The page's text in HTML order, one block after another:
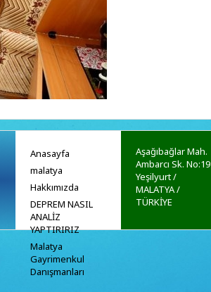
Anasayfa
malatya
Hakkımızda
DEPREM NASIL
ANALİZ
YAPTIRIRIZ
Malatya
Gayrimenkul
Danışmanları
Aşağıbağlar Mah.
Ambarcı Sk. No:19
Yeşilyurt /
MALATYA /
TÜRKİYE